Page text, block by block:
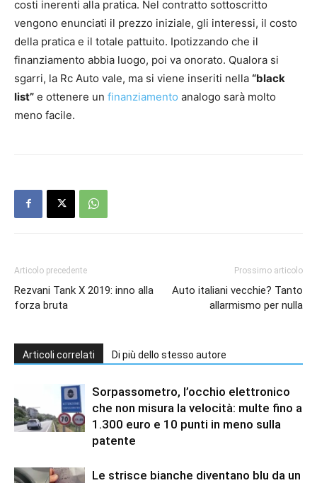
costi inerenti alla pratica. Nel contratto sottoscritto
vengono enunciati il prezzo iniziale, gli interessi, il costo
della pratica e il totale pattuito. Ipotizzando che il
finanziamento abbia luogo, poi va onorato. Qualora si
sgarri, la Rc Auto vale, ma si viene inseriti nella “black
list” e ottenere un finanziamento analogo sarà molto
meno facile.
Articolo precedente
Rezvani Tank X 2019: inno alla
forza bruta
Prossimo articolo
Auto italiani vecchie? Tanto
allarmismo per nulla
Articoli correlati Di più dello stesso autore
Sorpassometro, l’occhio elettronico
che non misura la velocità: multe fino a
1.300 euro e 10 punti in meno sulla
patente
Le strisce bianche diventano blu da un